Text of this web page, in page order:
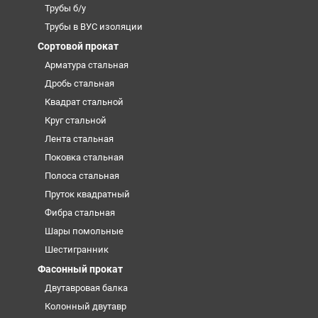
Трубы б/у
Трубы в ВУС изоляции
Сортовой прокат
Арматура стальная
Дробь стальная
Квадрат стальной
Круг стальной
Лента стальная
Поковка стальная
Полоса стальная
Пруток квадратный
Фибра стальная
Шары помольные
Шестигранник
Фасонный прокат
Двутавровая балка
Колонный двутавр